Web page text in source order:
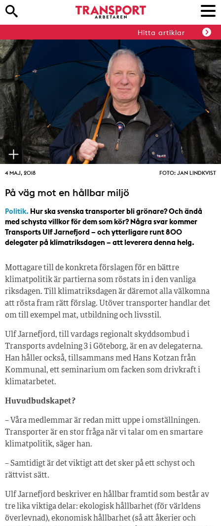
Hitta artiklar
4 MAJ, 2018 FOTO: JAN LINDKVIST
På väg mot en hållbar miljö
Politik. Hur ska svenska transporter bli grönare? Och ändå
med schysta villkor för dem som kör? Några svar kommer
Transports Ulf Jarnefjord – och ytterligare runt 800
delegater på klimatriksdagen – att leverera denna helg.
Mottagare till de konkreta förslagen för en bättre
klimatpolitik är partierna som röstats in i den vanliga
riksdagen. Till klimatriksdagen är däremot alla välkomna
att rösta fram rätt förslag. Utöver transporter handlar det
om till exempel mat, utbildning och livsstil.
Ulf Jarnefjord, till vardags regionalt skyddsombud i
Transports avdelning 3 i Göteborg, är en av delegaterna.
Han håller också, tillsammans med Hans Kotzan från
Kommunal, ett seminarium om facken som drivkraft i
klimatarbetet.
Huvudbudskapet?
– Våra medlemmar är redan mitt uppe i omställningen.
Transporter är en stor fråga när vi talar om en smartare
klimatpolitik, säger han.
– Samtidigt är det viktigt att det sker på ett schyst och
rättvist sätt.
Ulf Jarnefjord beskriver en hållbar framtid som består av
tre lika viktiga delar: ekologisk hållbarhet (för världens
överlevnad), ekonomisk hållbarhet (så att åkerier och